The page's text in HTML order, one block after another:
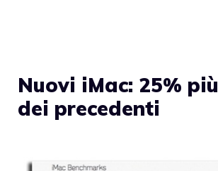
Nuovi iMac: 25%
dei precedenti